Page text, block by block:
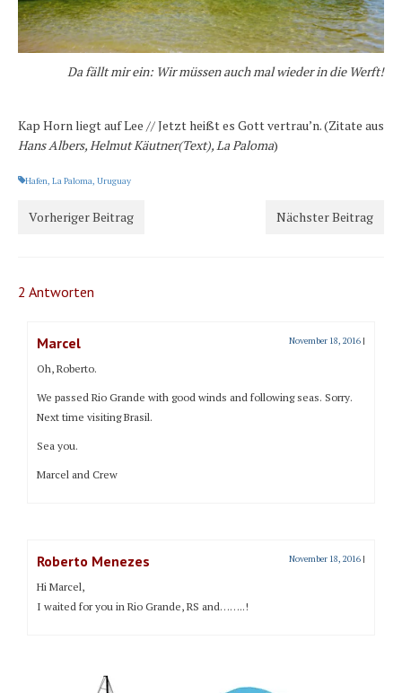
Da fällt mir ein: Wir müssen auch mal wieder in die Werft!
Kap Horn liegt auf Lee // Jetzt heißt es Gott vertrau’n. (Zitate aus
Hans Albers, Helmut Käutner(Text), La Paloma)
Hafen La Paloma Uruguay
Vorheriger Beitrag Nächster Beitrag
2 Antworten
Marcel November 18, 2016 |
Oh, Roberto.
We passed Rio Grande with good winds and following seas. Sorry.
Next time visiting Brasil.
Sea you.
Marcel and Crew
Roberto Menezes November 18, 2016 |
Hi Marcel,
I waited for you in Rio Grande, RS and……..!